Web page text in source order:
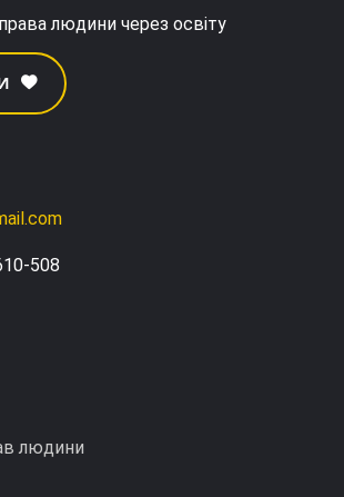
людини через освіту
508
людини